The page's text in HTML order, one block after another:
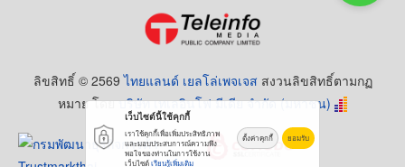
ลิขสิทธิ์ © 2569ไทยแลนด์ เยลโล่เพจเจส สงวนลิขสิทธิ์ตามกฏ
หมาย โดยบริษัท เทเลอินโฟ มีเดีย จำกัด (มหาชน)
เว็บไซต์นี้ใช้คุกกี้
เราใช้คุกกี้เพื่อเพิ่มประสิทธิภาพ
และมอบประสบการณ์ความพึง
พอใจของท่านในการใช้งาน
เว็บไซต์เรียนรู้เพิ่มเติม
ตั้งค่าคุกกี้ ยอมรับ